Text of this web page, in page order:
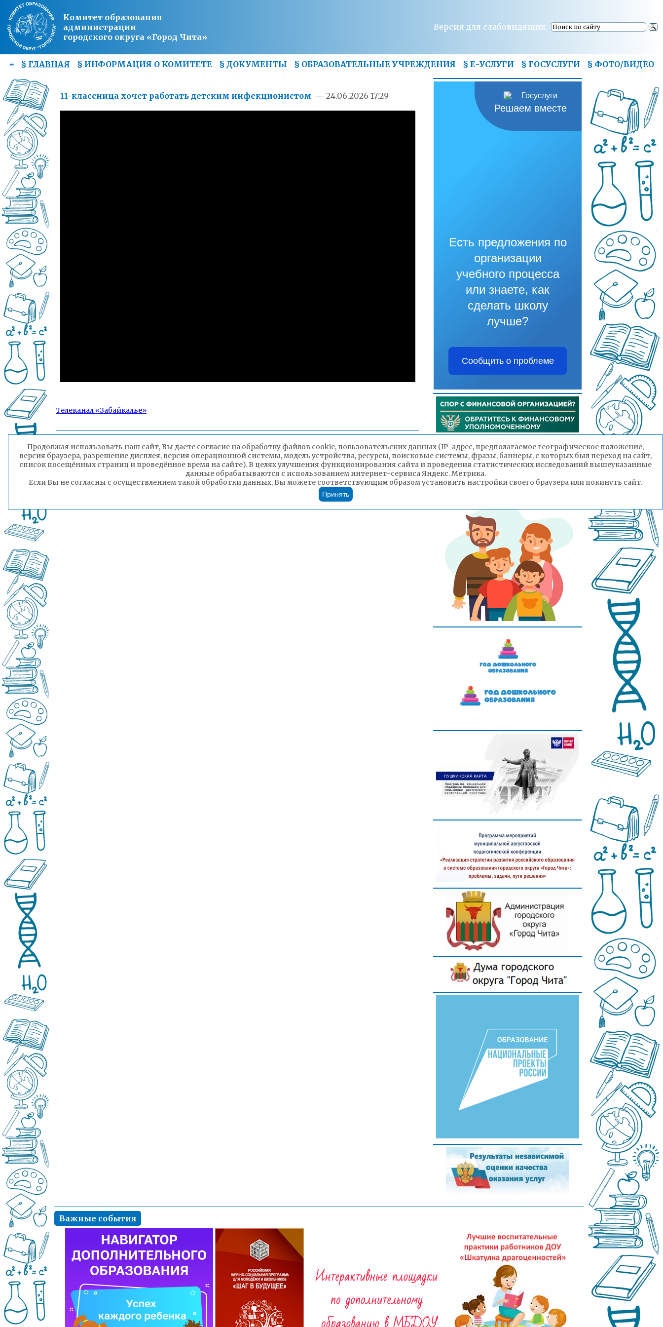
Комитет образования
администрации
городского округа «Город Чита»
Версия для слабовидящих
≡ § ГЛАВНАЯ § ИНФОРМАЦИЯ О КОМИТЕТЕ § ДОКУМЕНТЫ § ОБРАЗОВАТЕЛЬНЫЕ УЧРЕЖДЕНИЯ § Е-УСЛУГИ § ГОСУСЛУГИ § ФОТО/ВИДЕО
11-классница хочет работать детским инфекционистом — 24.06.2026 17:29
Телеканал «Забайкалье»
Решаем вместе
Есть предложения по
организации
учебного процесса
или знаете, как
сделать школу
лучше?
Сообщить о проблеме
Важные события
Продолжая использовать наш сайт, Вы даете согласие на обработку файлов cookie, пользовательских данных (IP-адрес, предполагаемое географическое положение,
версия браузера, разрешение дисплея, версия операционной системы, модель устройства, ресурсы, поисковые системы, фразы, баннеры, с которых был переход на сайт,
список посещённых страниц и проведённое время на сайте). В целях улучшения функционирования сайта и проведения статистических исследований вышеуказанные
данные обрабатываются с использованием интернет-сервиса Яндекс. Метрика.
Если Вы не согласны с осуществлением такой обработки данных, Вы можете соответствующим образом установить настройки своего браузера или покинуть сайт.
Принять